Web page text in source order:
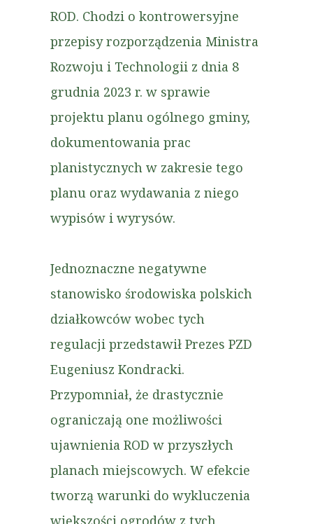
ROD. Chodzi o kontrowersyjne
przepisy rozporządzenia Ministra
Rozwoju i Technologii z dnia 8
grudnia 2023 r. w sprawie
projektu planu ogólnego gminy,
dokumentowania prac
planistycznych w zakresie tego
planu oraz wydawania z niego
wypisów i wyrysów.
Jednoznaczne negatywne
stanowisko środowiska polskich
działkowców wobec tych
regulacji przedstawił Prezes PZD
Eugeniusz Kondracki.
Przypomniał, że drastycznie
ograniczają one możliwości
ujawnienia ROD w przyszłych
planach miejscowych. W efekcie
tworzą warunki do wykluczenia
większości ogrodów z tych